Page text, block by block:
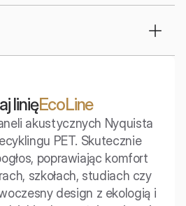
linięEcoLine
akustycznych Nyquista
PET. Skutecznie
poprawiając komfort
szkołach, studiach czy
design z ekologią i